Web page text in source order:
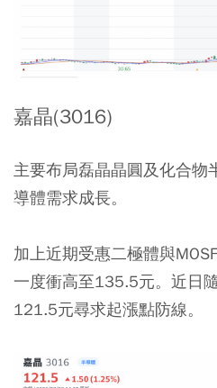
嘉晶(3016)
主要布局磊晶晶圓及化合物
導體需求成長。
加上近期受惠二極體與
一度衝高至135.5元。近日
121.5元尋求起漲點防線。